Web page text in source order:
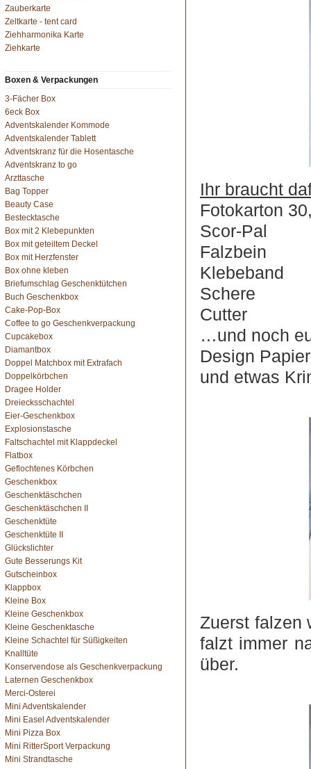
Zauberkarte
Zeltkarte - tent card
Ziehharmonika Karte
Ziehkarte
Boxen & Verpackungen
3-Fächer Box
6eck Box
Adventskalender Kommode
Adventskalender Tablett
Adventskranz für die Hosentasche
Adventskranz to go
Arzttasche
Bag Topper
Beauty Case
Bestecktasche
Box mit 2 Klebepunkten
Box mit geteiltem Deckel
Box mit Herzfenster
Box ohne kleben
Briefumschlag Geschenktütchen
Buch Geschenkbox
Cake-Pop-Box
Coffee to go Geschenkverpackung
Cupcakebox
Diamantbox
Doppel Matchbox mit Extrafach
Doppelkörbchen
Dragee Holder
Dreiecksschachtel
Eier-Geschenkbox
Explosionstasche
Faltschachtel mit Klappdeckel
Flatbox
Geflochtenes Körbchen
Geschenkbox
Geschenktäschchen
Geschenktäschchen II
Geschenktüte
Geschenktüte II
Glückslichter
Gute Besserungs Kit
Gutscheinbox
Klappbox
Kleine Box
Kleine Geschenkbox
Kleine Geschenktasche
Kleine Schachtel für Süßigkeiten
Knalltüte
Konservendose als Geschenkverpackung
Laternen Geschenkbox
Merci-Osterei
Mini Adventskalender
Mini Easel Adventskalender
Mini Pizza Box
Mini RitterSport Verpackung
Mini Strandtasche
Ihr braucht
Fotokarton
Scor-Pal
Falzbein
Klebeband
Schere
Cutter
…und noch
Design Papier
und etwas
Zuerst falzen
falzt immer
über.